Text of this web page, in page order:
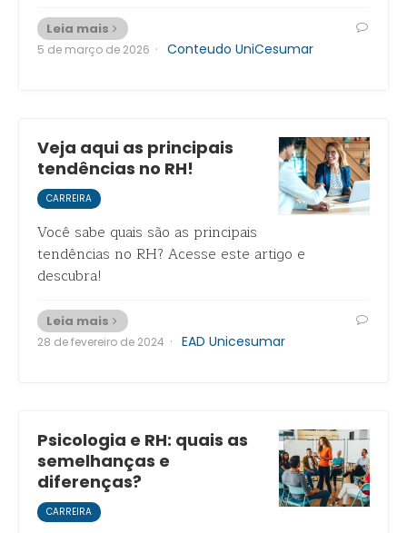
Leia mais
5 de março de 2026 · Conteudo UniCesumar
Veja aqui as principais
tendências no RH!
CARREIRA
Você sabe quais são as principais
tendências no RH? Acesse este artigo e
descubra!
Leia mais
28 de fevereiro de 2024 · EAD Unicesumar
Psicologia e RH: quais as
semelhanças e
diferenças?
CARREIRA